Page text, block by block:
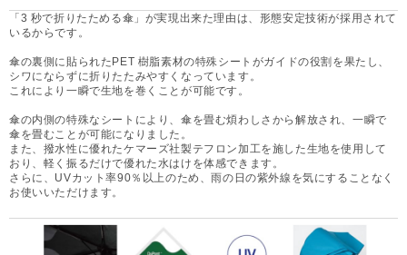
「3 秒で折りたためる傘」が実現出来た理由は、形態安定技術が採用されて
いるからです。
傘の裏側に貼られたPET 樹脂素材の特殊シートがガイドの役割を果たし、
シワにならずに折りたたみやすくなっています。
これにより一瞬で生地を巻くことが可能です。
傘の内側の特殊なシートにより、傘を畳む煩わしさから解放され、一瞬で
傘を畳むことが可能になりました。
また、撥水性に優れたケマーズ社製テフロン加工を施した生地を使用して
おり、軽く振るだけで優れた水はけを体感できます。
さらに、UVカット率90％以上のため、雨の日の紫外線を気にすることなく
お使いいただけます。